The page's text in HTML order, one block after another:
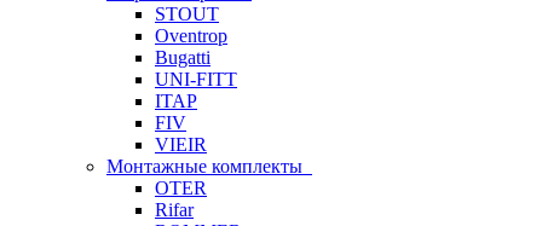
STOUT
Oventrop
Bugatti
UNI-FITT
ITAP
FIV
VIEIR
Монтажные комплекты
OTER
Rifar